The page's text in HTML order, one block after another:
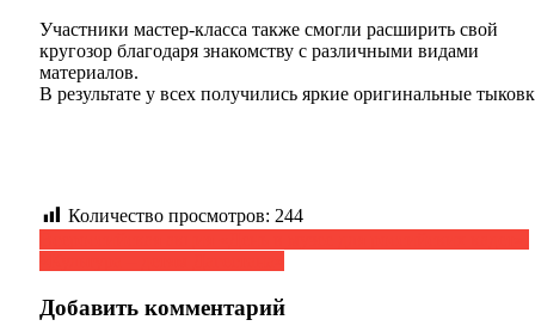
Участники мастер-класса также смогли расширить свой
кругозор благодаря знакомству с различными видами
материалов.
В результате у всех получились яркие оригинальные
Количество просмотров: 244
Навигация
по
записям
Добавить комментарий